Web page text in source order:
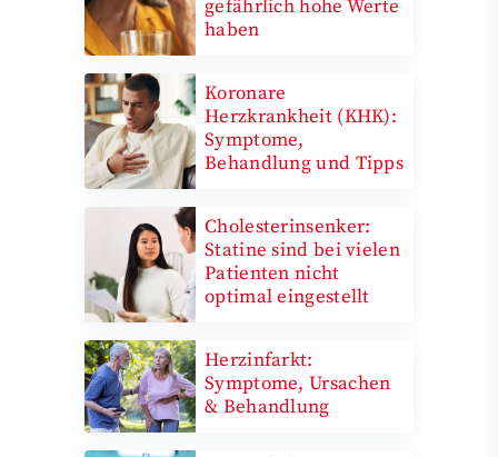
gefährlich hohe Werte
haben
Koronare
Herzkrankheit (KHK):
Symptome,
Behandlung und Tipps
Cholesterinsenker:
Statine sind bei vielen
Patienten nicht
optimal eingestellt
Herzinfarkt:
Symptome, Ursachen
& Behandlung